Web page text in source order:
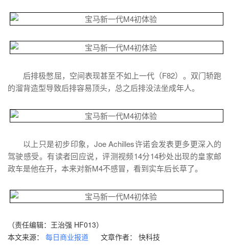
后排极憋屈，空间表现甚至不如上一代（F82）。双门轿跑
的溜背造型导致后排容易顶头，总之后排没法坐成年人。
以上只是初步印象，Joe Achilles许诺会发表更多更深入的
驾驶感受。有读者回应说，评测视频14分14秒处出现的皇家邮
政车是他在开，本来对新M4不感冒，看到实车后长草了。
（责任编辑：王治强 HF013）
本文来源：
每日商业报道 文章作者： 快科技